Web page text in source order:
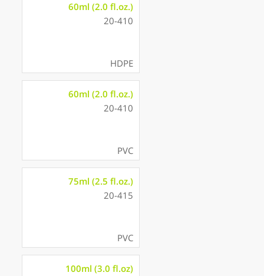
60ml (2.0 fl.oz.)
20-410
HDPE
60ml (2.0 fl.oz.)
20-410
PVC
75ml (2.5 fl.oz.)
20-415
PVC
100ml (3.0 fl.oz)